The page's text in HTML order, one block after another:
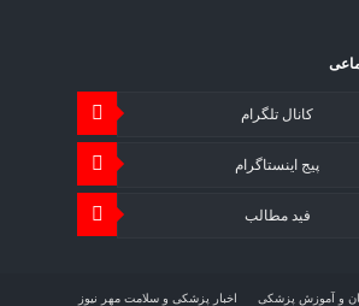
کانال تلگرام
پیج اینستاگرام
فید مطالب
و آموزش پزشکی اخبار پزشکی و سلامت مهر نیوز